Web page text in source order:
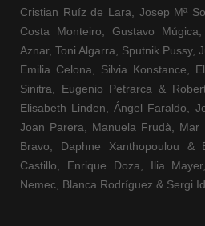
Cristian Ruíz de Lara, Josep Mª
Costa Monteiro, Gustavo
Aznar, Toni Algarra, Sputnik Pussy,
Emilia Celona, Silvia Konstance,
Sinitra, Eugenio Petrarca &
Elisabeth Linden, Ángel Faraldo,
Joan Parera, Manuela Frudà,
Bravo, Daphne Xanthopoulou &
Castillo, Enrique Doza, Ilia
Nemec, Blanca Rodríguez & Sergi